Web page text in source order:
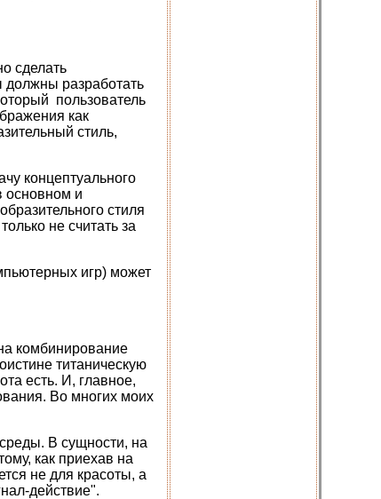
сделать
разработать
пользователь
как
стиль,
концептуального
основном и
стиля
не считать за
игр) может
комбинирование
титаническую
есть. И, главное,
Во многих моих
В сущности, на
как приехав на
не для красоты, а
действие".